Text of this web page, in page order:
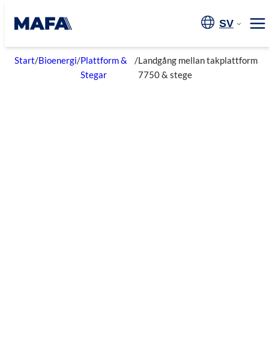
till
innehåll
SV
Start/Bioenergi/Plattform &
Stegar
/Landgång mellan takplattform
7750 & stege